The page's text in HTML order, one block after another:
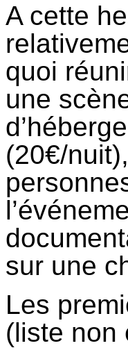
A cette
quoi
une
(20€/
sur une
Les
(liste non